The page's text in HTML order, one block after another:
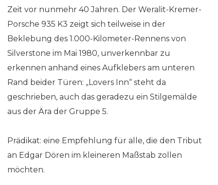
Zeit vor nunmehr 40 Jahren. Der Weralit-Kremer-
Porsche 935 K3 zeigt sich teilweise in der
Beklebung des 1.000-Kilometer-Rennens von
Silverstone im Mai 1980, unverkennbar zu
erkennen anhand eines Aufklebers am unteren
Rand beider Türen: „Lovers Inn“ steht da
geschrieben, auch das geradezu ein Stilgemälde
aus der Ära der Gruppe 5.
Prädikat: eine Empfehlung für alle, die den Tribut
an Edgar Dören im kleineren Maßstab zollen
möchten.